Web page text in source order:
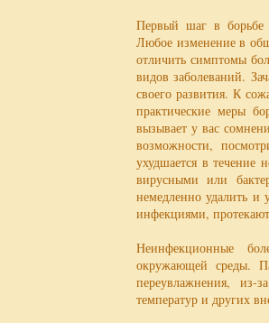
Первый шаг в борьбе
Любое изменение в
отличить симптомы
видов заболеваний.
своего развития. К
практические меры
вызывает у вас
возможности,
ухудшается в течение
вирусными или
немедленно удалить и
инфекциями,
Неинфекционные
окружающей среды.
переувлажнения,
температур и других